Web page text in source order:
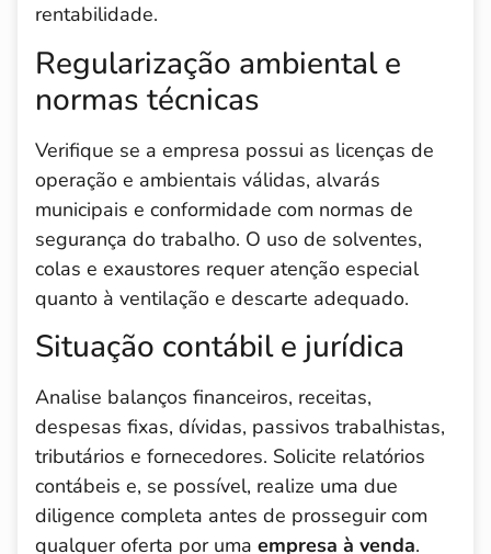
rentabilidade.
Regularização ambiental e
normas técnicas
Verifique se a empresa possui as licenças de
operação e ambientais válidas, alvarás
municipais e conformidade com normas de
segurança do trabalho. O uso de solventes,
colas e exaustores requer atenção especial
quanto à ventilação e descarte adequado.
Situação contábil e jurídica
Analise balanços financeiros, receitas,
despesas fixas, dívidas, passivos trabalhistas,
tributários e fornecedores. Solicite relatórios
contábeis e, se possível, realize uma due
diligence completa antes de prosseguir com
qualquer oferta por uma empresa à venda.